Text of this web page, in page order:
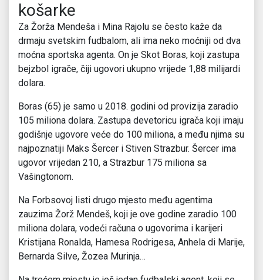
košarke
Za Žorža Mendeša i Mina Rajolu se često kaže da
drmaju svetskim fudbalom, ali ima neko moćniji od dva
moćna sportska agenta. On je Skot Boras, koji zastupa
bejzbol igrače, čiji ugovori ukupno vrijede 1,88 milijardi
dolara.
Boras (65) je samo u 2018. godini od provizija zaradio
105 miliona dolara. Zastupa devetoricu igrača koji imaju
godišnje ugovore veće do 100 miliona, a među njima su
najpoznatiji Maks Šercer i Stiven Strazbur. Šercer ima
ugovor vrijedan 210, a Strazbur 175 miliona sa
Vašingtonom.
Na Forbsovoj listi drugo mjesto među agentima
zauzima Žorž Mendeš, koji je ove godine zaradio 100
miliona dolara, vodeći računa o ugovorima i karijeri
Kristijana Ronalda, Hamesa Rodrigesa, Anhela di Marije,
Bernarda Silve, Žozea Murinja…